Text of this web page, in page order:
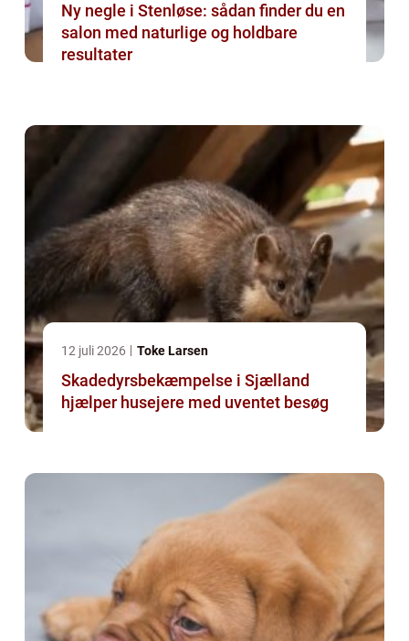
Ny negle i Stenløse: sådan finder du en
salon med naturlige og holdbare
resultater
12 juli 2026 Toke Larsen
Skadedyrsbekæmpelse i Sjælland
hjælper husejere med uventet besøg